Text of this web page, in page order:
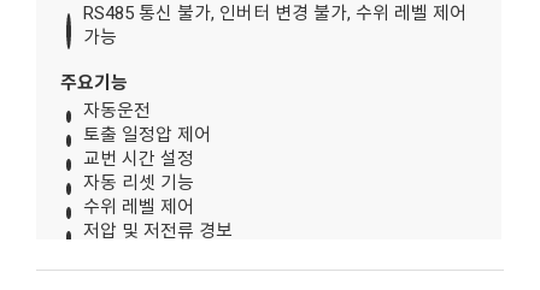
RS485 통신 불가, 인버터 변경 불가, 수위 레벨 제어
가능
주요기능
자동운전
토출 일정압 제어
교번 시간 설정
자동 리셋 기능
수위 레벨 제어
저압 및 저전류 경보